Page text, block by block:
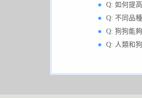
Q: 如何提
Q: 不同品
Q: 狗狗能
Q: 人類和